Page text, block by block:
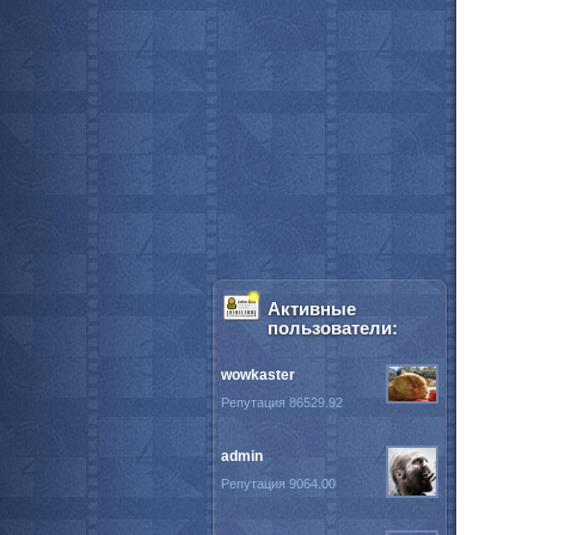
Активные
пользователи:
wowkaster
Репутация 86529.92
admin
Репутация 9064.00